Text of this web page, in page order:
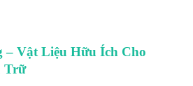
– Vật Liệu Hữu Ích Cho
Trữ